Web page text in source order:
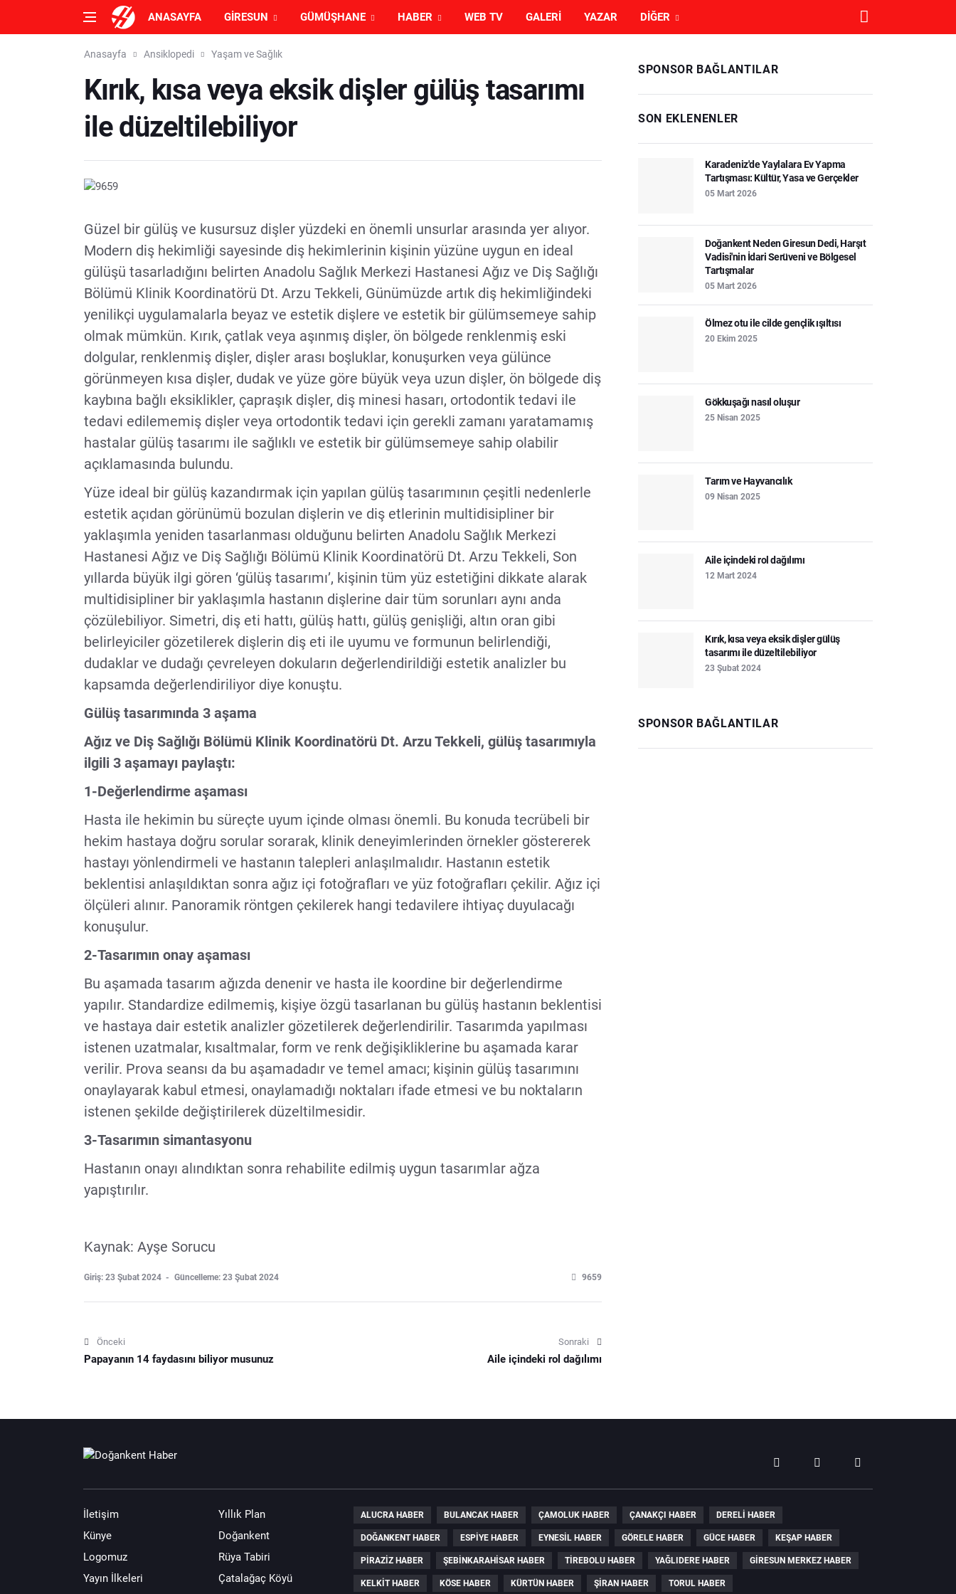
ANASAYFA GIRESUN GÜMÜŞHANE HABER WEB TV GALERI YAZAR DIĞER
Anasayfa Ansiklopedi Yaşam ve Sağlık
Kırık, kısa veya eksik dişler gülüş tasarımı
ile düzeltilebiliyor
Güzel bir gülüş ve kusursuz dişler yüzdeki en önemli unsurlar arasında yer alıyor.
Modern diş hekimliği sayesinde diş hekimlerinin kişinin yüzüne uygun en ideal
gülüşü tasarladığını belirten Anadolu Sağlık Merkezi Hastanesi Ağız ve Diş Sağlığı
Bölümü Klinik Koordinatörü Dt. Arzu Tekkeli, Günümüzde artık diş hekimliğindeki
yenilikçi uygulamalarla beyaz ve estetik dişlere ve estetik bir gülümsemeye sahip
olmak mümkün. Kırık, çatlak veya aşınmış dişler, ön bölgede renklenmiş eski
dolgular, renklenmiş dişler, dişler arası boşluklar, konuşurken veya gülünce
görünmeyen kısa dişler, dudak ve yüze göre büyük veya uzun dişler, ön bölgede diş
kaybına bağlı eksiklikler, çapraşık dişler, diş minesi hasarı, ortodontik tedavi ile
tedavi edilememiş dişler veya ortodontik tedavi için gerekli zamanı yaratamamış
hastalar gülüş tasarımı ile sağlıklı ve estetik bir gülümsemeye sahip olabilir
açıklamasında bulundu.
Yüze ideal bir gülüş kazandırmak için yapılan gülüş tasarımının çeşitli nedenlerle
estetik açıdan görünümü bozulan dişlerin ve diş etlerinin multidisipliner bir
yaklaşımla yeniden tasarlanması olduğunu belirten Anadolu Sağlık Merkezi
Hastanesi Ağız ve Diş Sağlığı Bölümü Klinik Koordinatörü Dt. Arzu Tekkeli, Son
yıllarda büyük ilgi gören ‘gülüş tasarımı’, kişinin tüm yüz estetiğini dikkate alarak
multidisipliner bir yaklaşımla hastanın dişlerine dair tüm sorunları aynı anda
çözülebiliyor. Simetri, diş eti hattı, gülüş hattı, gülüş genişliği, altın oran gibi
belirleyiciler gözetilerek dişlerin diş eti ile uyumu ve formunun belirlendiği,
dudaklar ve dudağı çevreleyen dokuların değerlendirildiği estetik analizler bu
kapsamda değerlendiriliyor diye konuştu.
Gülüş tasarımında 3 aşama
Ağız ve Diş Sağlığı Bölümü Klinik Koordinatörü Dt. Arzu Tekkeli, gülüş tasarımıyla
ilgili 3 aşamayı paylaştı:
1-Değerlendirme aşaması
Hasta ile hekimin bu süreçte uyum içinde olması önemli. Bu konuda tecrübeli bir
hekim hastaya doğru sorular sorarak, klinik deneyimlerinden örnekler göstererek
hastayı yönlendirmeli ve hastanın talepleri anlaşılmalıdır. Hastanın estetik
beklentisi anlaşıldıktan sonra ağız içi fotoğrafları ve yüz fotoğrafları çekilir. Ağız içi
ölçüleri alınır. Panoramik röntgen çekilerek hangi tedavilere ihtiyaç duyulacağı
konuşulur.
2-Tasarımın onay aşaması
Bu aşamada tasarım ağızda denenir ve hasta ile koordine bir değerlendirme
yapılır. Standardize edilmemiş, kişiye özgü tasarlanan bu gülüş hastanın beklentisi
ve hastaya dair estetik analizler gözetilerek değerlendirilir. Tasarımda yapılması
istenen uzatmalar, kısaltmalar, form ve renk değişikliklerine bu aşamada karar
verilir. Prova seansı da bu aşamadadır ve temel amacı; kişinin gülüş tasarımını
onaylayarak kabul etmesi, onaylamadığı noktaları ifade etmesi ve bu noktaların
istenen şekilde değiştirilerek düzeltilmesidir.
3-Tasarımın simantasyonu
Hastanın onayı alındıktan sonra rehabilite edilmiş uygun tasarımlar ağza
yapıştırılır.
Kaynak: Ayşe Sorucu
Giriş: 23 Şubat 2024 Güncelleme: 23 Şubat 2024 9659
Önceki
Papayanın 14 faydasını biliyor musunuz
Sonraki
Aile içindeki rol dağılımı
SPONSOR BAĞLANTILAR
SON EKLENENLER
Karadeniz'de Yaylalara Ev Yapma
Tartışması: Kültür, Yasa ve Gerçekler
05 Mart 2026
Doğankent Neden Giresun Dedi, Harşıt
Vadisi'nin İdari Serüveni ve Bölgesel
Tartışmalar
05 Mart 2026
Ölmez otu ile cilde gençlik ışıltısı
20 Ekim 2025
Gökkuşağı nasıl oluşur
25 Nisan 2025
Tarım ve Hayvancılık
09 Nisan 2025
Aile içindeki rol dağılımı
12 Mart 2024
Kırık, kısa veya eksik dişler gülüş
tasarımı ile düzeltilebiliyor
23 Şubat 2024
SPONSOR BAĞLANTILAR
İletişim
Künye
Logomuz
Yayın İlkeleri
Yıllık Plan
Doğankent
Rüya Tabiri
Çatalağaç Köyü
ALUCRA HABER BULANCAK HABER ÇAMOLUK HABER ÇANAKÇI HABER DERELI HABER
DOĞANKENT HABER ESPIYE HABER EYNESIL HABER GÖRELE HABER GÜCE HABER KEŞAP HABER
PIRAZIZ HABER ŞEBINKARAHISAR HABER TIREBOLU HABER YAĞLIDERE HABER GIRESUN MERKEZ HABER
KELKIT HABER KÖSE HABER KÜRTÜN HABER ŞIRAN HABER TORUL HABER